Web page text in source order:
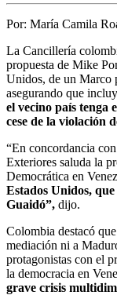
Por: María Camila
La Cancillería
propuesta de Mike
Unidos, de un Marco
asegurando que
el vecino país tenga
cese de la violación
“En concordancia
Exteriores saluda la
Democrática en
Estados Unidos,
Guaidó”, dijo.
Colombia destacó
mediación ni a
protagonistas con el
la democracia en
grave crisis